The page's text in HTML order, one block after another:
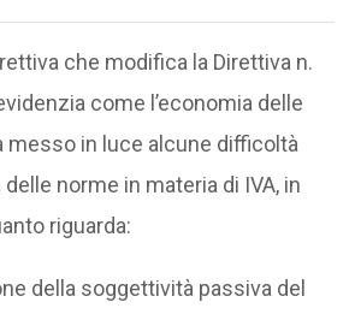
che modifica la Direttiva n.
come l’economia delle
messo in luce alcune difficoltà
delle norme in materia di IVA, in
riguarda:
della soggettività passiva del